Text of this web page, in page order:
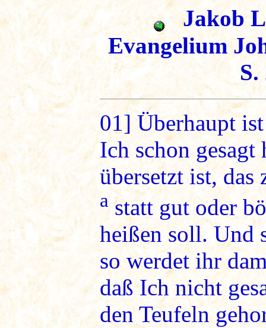
Jakob
Evangelium
01]Überhaupt
Ich schon gesagt
übersetzt ist, das
astatt gut oder
heißen soll. Und
so werdet ihr
daß Ich nicht
den Teufeln